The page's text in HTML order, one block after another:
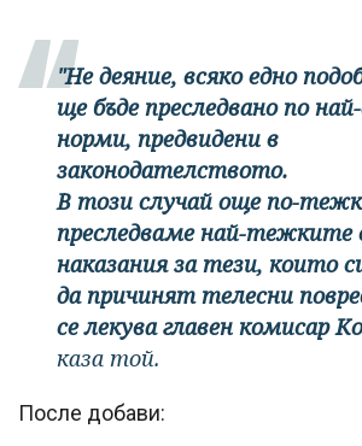
"Не деяние, всяко едно
ще бъде преследвано по
норми, предвидени в
законодателството.
В този случай още по-
преследваме най-
наказания за тези, които
да причинят телесни
се лекува главен комисар
каза той.
После добави: